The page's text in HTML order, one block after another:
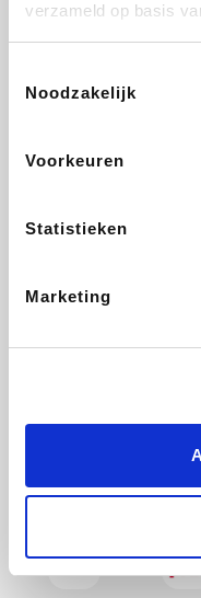
verzameld op basis
Noodzakelijk
Voorkeuren
Statistieken
Marketing
CheapTickets.be
Samsung